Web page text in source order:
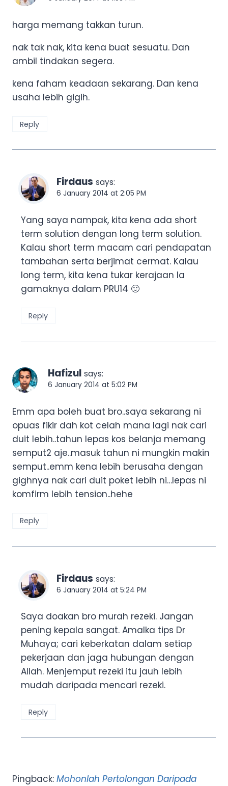
harga memang takkan turun.
nak tak nak, kita kena buat sesuatu. Dan
ambil tindakan segera.
kena faham keadaan sekarang. Dan kena
usaha lebih gigih.
Reply
Firdaus says:
6 January 2014 at 2:05 PM
Yang saya nampak, kita kena ada short
term solution dengan long term solution.
Kalau short term macam cari pendapatan
tambahan serta berjimat cermat. Kalau
long term, kita kena tukar kerajaan la
gamaknya dalam PRU14 🙂
Reply
Hafizul says:
6 January 2014 at 5:02 PM
Emm apa boleh buat bro..saya sekarang ni
opuas fikir dah kot celah mana lagi nak cari
duit lebih..tahun lepas kos belanja memang
semput2 aje..masuk tahun ni mungkin makin
semput..emm kena lebih berusaha dengan
gighnya nak cari duit poket lebih ni…lepas ni
komfirm lebih tension..hehe
Reply
Firdaus says:
6 January 2014 at 5:24 PM
Saya doakan bro murah rezeki. Jangan
pening kepala sangat. Amalka tips Dr
Muhaya; cari keberkatan dalam setiap
pekerjaan dan jaga hubungan dengan
Allah. Menjemput rezeki itu jauh lebih
mudah daripada mencari rezeki.
Reply
Pingback: Mohonlah Pertolongan Daripada